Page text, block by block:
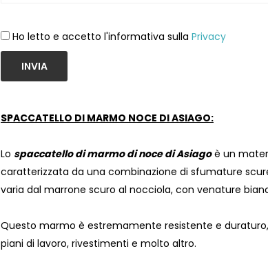
Ho letto e accetto l'informativa sulla Privacy
INVIA
SPACCATELLO DI MARMO NOCE DI ASIAGO:
Lo spaccatello di marmo di noce di Asiagoè un
caratterizzata da una combinazione di sfumature
varia dal marrone scuro al nocciola, con venature
Questo marmo è estremamente resistente e
piani di lavoro, rivestimenti e molto altro.